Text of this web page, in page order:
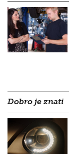
Dobro je znati